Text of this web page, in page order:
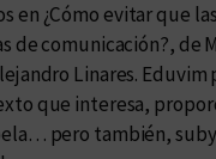
en ¿Cómo evitar que
de comunicación?, de
Linares.
que interesa,
pero también,